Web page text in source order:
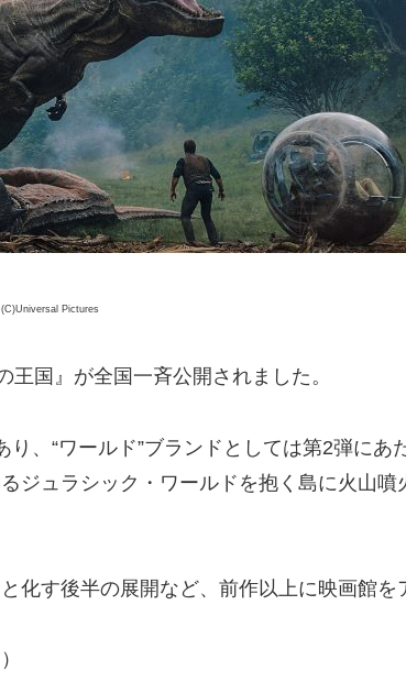
Pictures
国』が全国一斉公開されました。
、“ワールド”ブランドとしては第2弾にあ
ジュラシック・ワールドを抱く島に火山噴
化す後半の展開など、前作以上に映画館を